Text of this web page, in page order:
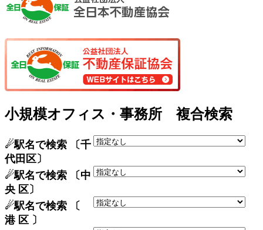
小規模オフィス・事務所 複合検索
☄駅名で検索 〔千
代田区〕
☄駅名で検索 〔中
央 区〕
☄駅名で検索 〔
港 区 〕